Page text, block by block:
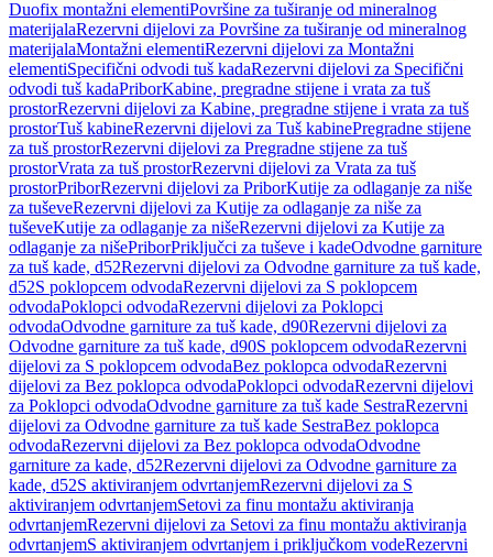
Duofix montažni elementiPovršine za tuširanje od mineralnog
materijalaRezervni dijelovi za Površine za tuširanje od mineralnog
materijalaMontažni elementiRezervni dijelovi za Montažni
elementiSpecifični odvodi tuš kadaRezervni dijelovi za Specifični
odvodi tuš kadaPriborKabine, pregradne stijene i vrata za tuš
prostorRezervni dijelovi za Kabine, pregradne stijene i vrata za tuš
prostorTuš kabineRezervni dijelovi za Tuš kabinePregradne stijene
za tuš prostorRezervni dijelovi za Pregradne stijene za tuš
prostorVrata za tuš prostorRezervni dijelovi za Vrata za tuš
prostorPriborRezervni dijelovi za PriborKutije za odlaganje za niše
za tuševeRezervni dijelovi za Kutije za odlaganje za niše za
tuševeKutije za odlaganje za nišeRezervni dijelovi za Kutije za
odlaganje za nišePriborPriključci za tuševe i kadeOdvodne garniture
za tuš kade, d52Rezervni dijelovi za Odvodne garniture za tuš kade,
d52S poklopcem odvodaRezervni dijelovi za S poklopcem
odvodaPoklopci odvodaRezervni dijelovi za Poklopci
odvodaOdvodne garniture za tuš kade, d90Rezervni dijelovi za
Odvodne garniture za tuš kade, d90S poklopcem odvodaRezervni
dijelovi za S poklopcem odvodaBez poklopca odvodaRezervni
dijelovi za Bez poklopca odvodaPoklopci odvodaRezervni dijelovi
za Poklopci odvodaOdvodne garniture za tuš kade SestraRezervni
dijelovi za Odvodne garniture za tuš kade SestraBez poklopca
odvodaRezervni dijelovi za Bez poklopca odvodaOdvodne
garniture za kade, d52Rezervni dijelovi za Odvodne garniture za
kade, d52S aktiviranjem odvrtanjemRezervni dijelovi za S
aktiviranjem odvrtanjemSetovi za finu montažu aktiviranja
odvrtanjemRezervni dijelovi za Setovi za finu montažu aktiviranja
odvrtanjemS aktiviranjem odvrtanjem i priključkom vodeRezervni